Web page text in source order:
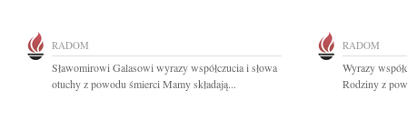
RADOM
Sławomirowi Galasowi wyrazy współczucia i słowa
otuchy z powodu śmierci Mamy składają...
RADOM
Wyrazy
Rodziny z